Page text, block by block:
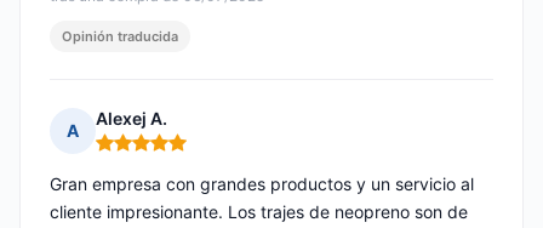
Opinión traducida
A
Alexej A.
Nota: 5 de 5
Gran empresa con grandes productos y un servicio al
cliente impresionante. Los trajes de neopreno son de